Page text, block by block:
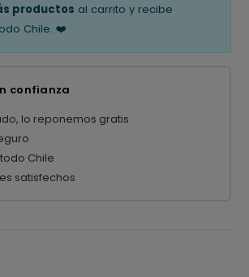
productos al carrito y recibe
Chile. ❤️
confianza
lo reponemos gratis
Chile
satisfechos